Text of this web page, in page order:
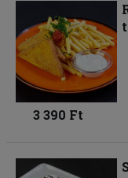
3 390 Ft